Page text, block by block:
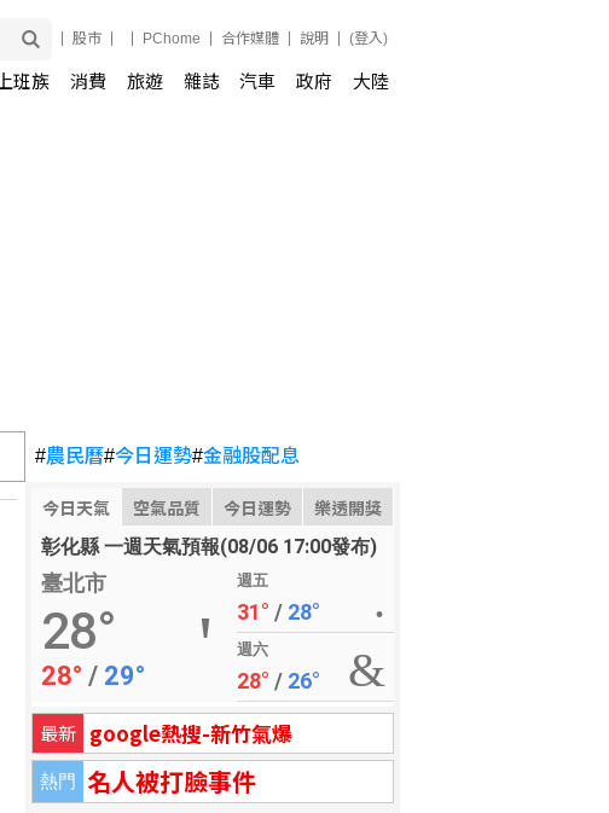
股市 PChome 合作媒體 說明 (登入)
上班族 消費 旅遊 雜誌 汽車 政府 大陸
#農民曆#今日運勢#金融股配息
今日天氣 空氣品質 今日運勢 樂透開獎
彰化縣 一週天氣預報(08/06 17:00發布)
臺北市
28°
28° / 29°
週五
31° / 28°
週六
28° / 26°
最新 google熱搜-新竹氣爆
熱門 名人被打臉事件